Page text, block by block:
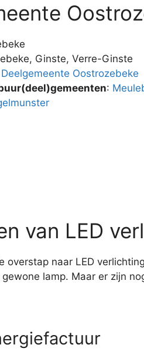
Ginste, Verre-Ginste
Deelgemeente Oostrozebeke
:
van LED
overstap naar LED
lamp. Maar er zijn